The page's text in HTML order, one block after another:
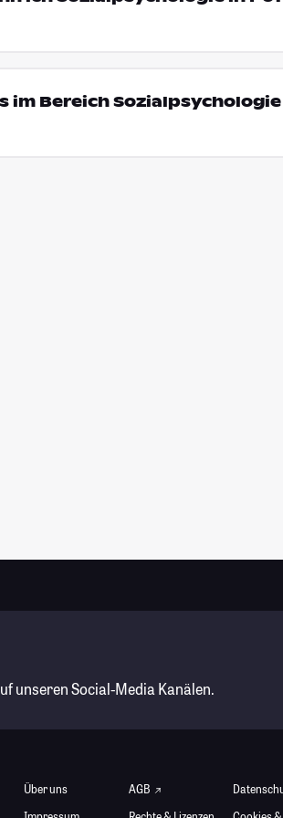
im Bereich
unseren Social-Media Kanälen.
Über uns
AGB